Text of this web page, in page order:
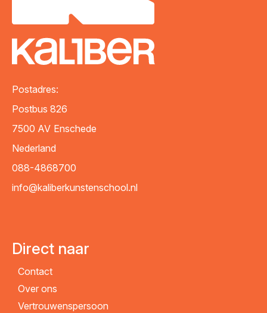
Postadres:
Postbus 826
7500 AV Enschede
Nederland
088-4868700
info@kaliberkunstenschool.nl
Direct naar
Contact
Over ons
Vertrouwenspersoon